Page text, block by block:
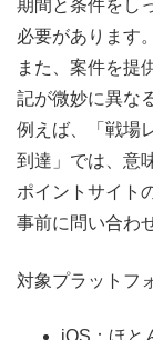
期間と条件をし
必要があります。
また、案件を提
記が微妙に異な
例えば、「戦場
到達」では、意
ポイントサイト
事前に問い合わ
対象プラットフ
iOS：ほと